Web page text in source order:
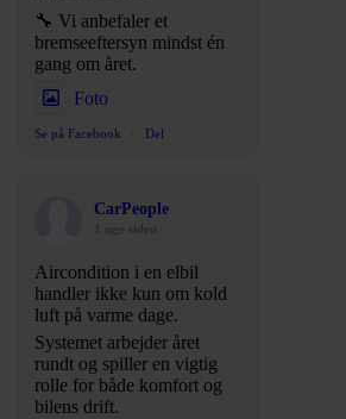
🔧 Vi anbefaler et
bremseeftersyn mindst én
gang om året.
Foto
Se på Facebook · Del
CarPeople
1 uge siden
Aircondition i en elbil
handler ikke kun om kold
luft på varme dage.
Systemet arbejder året
rundt og spiller en vigtig
rolle for både komfort og
bilens drift.